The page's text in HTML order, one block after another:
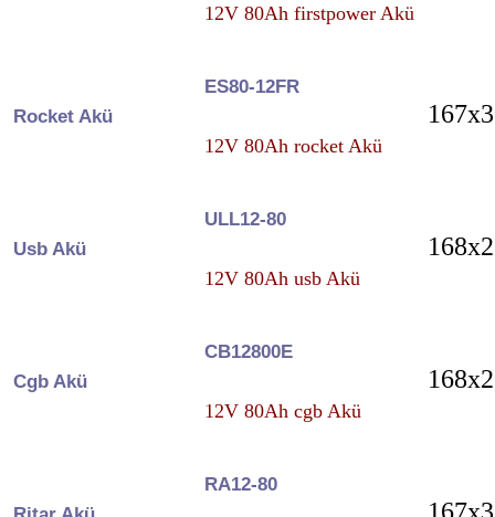
12V 80Ah firstpower Akü
Rocket Akü
ES80-12FR
12V 80Ah rocket Akü
Usb Akü
ULL12-80
12V 80Ah usb Akü
Cgb Akü
CB12800E
12V 80Ah cgb Akü
RA12-80